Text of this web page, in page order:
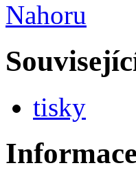
Nahoru
tisky
Informace